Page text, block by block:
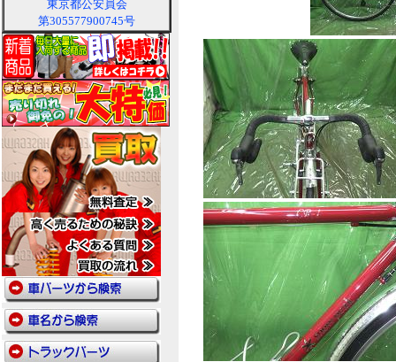
東京都公安員会
第305577900745号